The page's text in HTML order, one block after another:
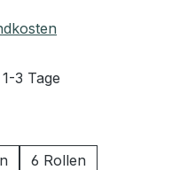
3 Tage
6 Rollen